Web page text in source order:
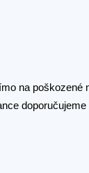
na poškozené